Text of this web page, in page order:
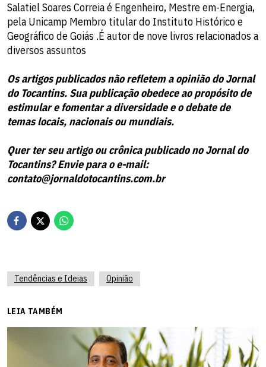
Salatiel Soares Correia é Engenheiro, Mestre em-Energia,
pela Unicamp Membro titular do Instituto Histórico e
Geográfico de Goiás .É autor de nove livros relacionados a
diversos assuntos
Os artigos publicados não refletem a opinião do Jornal
do Tocantins. Sua publicação obedece ao propósito de
estimular e fomentar a diversidade e o debate de
temas locais, nacionais ou mundiais.
Quer ter seu artigo ou crônica publicado no Jornal do
Tocantins? Envie para o e-mail:
contato@jornaldotocantins.com.br
Tendências e Ideias Opinião
LEIA TAMBÉM